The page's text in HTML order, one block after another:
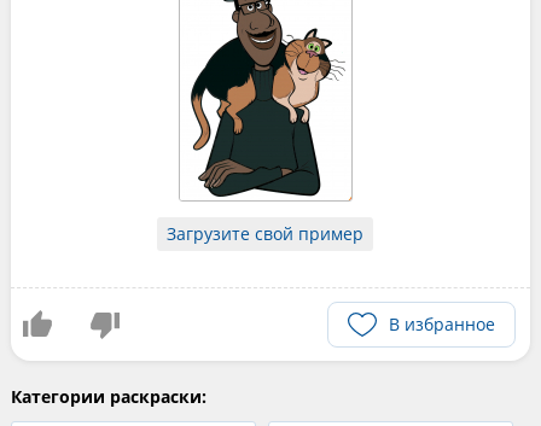
Загрузите свой пример
В избранное
Категории раскраски: